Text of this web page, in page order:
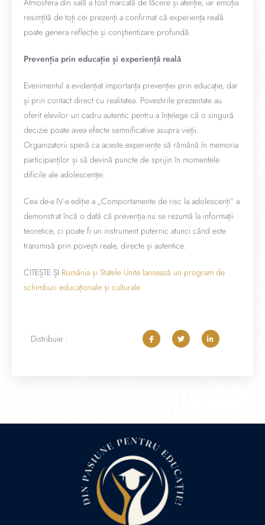
Atmosfera din sală a fost marcată de tăcere și atenție, iar emoția
resimțită de toți cei prezenți a confirmat că experiența reală
poate genera reflecție și conștientizare profundă.
Prevenția prin educație și experiență reală
Evenimentul a evidențiat importanța prevenției prin educație, dar
și prin contact direct cu realitatea. Povestirile prezentate au
oferit elevilor un cadru autentic pentru a înțelege că o singură
decizie poate avea efecte semnificative asupra vieții.
Organizatorii speră ca aceste experiențe să rămână în memoria
participanților și să devină puncte de sprijin în momentele
dificile ale adolescenței.
Cea de-a IV-a ediție a „Comportamente de risc la adolescenți” a
demonstrat încă o dată că prevenția nu se rezumă la informații
teoretice, ci poate fi un instrument puternic atunci când este
transmisă prin povești reale, directe și autentice.
CITEȘTE ȘI România și Statele Unite lansează un program de
schimburi educaționale și culturale
Distribuie :